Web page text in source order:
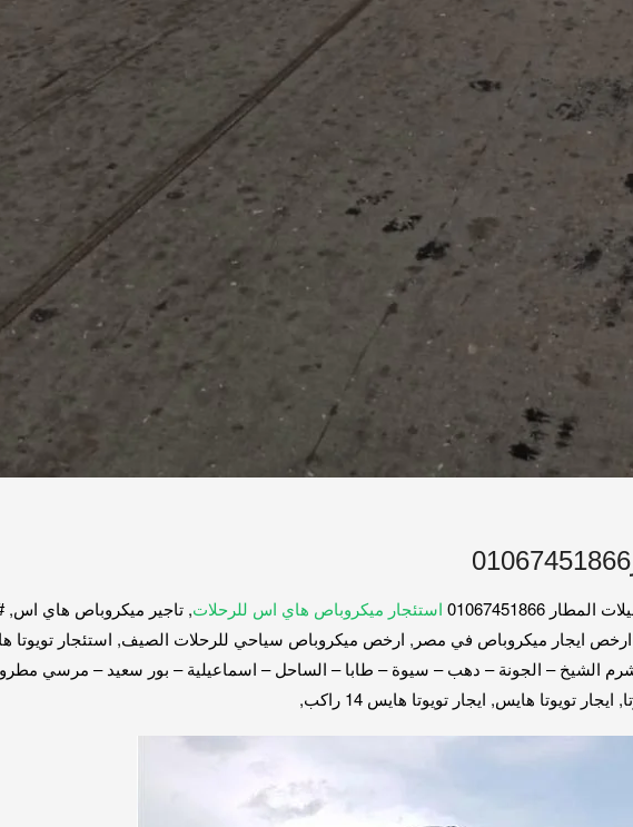
01067451866 استئجار ميكروباص هاي اس للرحلات, تاجير ميكروباص هاي اس,
شرم الشيخ – الجونة – دهب – سيوة – طابا – الساحل – اسماعيلية – بور سعيد – مرسي
تويوتا هايس, ايجار تويوتا هايس 14 راكب,